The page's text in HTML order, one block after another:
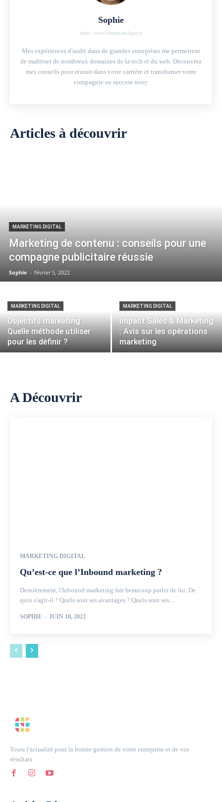
Sophie
https://www.compta-en-ligne.fr
Mes expériences d'audit dans de grandes entreprises me permettent
de maîtriser de nombreux domaines de la tech et du web. Découvrez
mes conseils pour réussir dans votre carrière et transformer votre
compagnie en success story.
Articles à découvrir
MARKETING DIGITAL
Marketing de contenu : conseils pour une
compagne publicitaire réussie
Sophie - février 5, 2022
MARKETING DIGITAL
Objectifs marketing :
Quelle méthode utiliser
pour les définir ?
MARKETING DIGITAL
Impact Sales & Marketing
: Avis sur les opérations
marketing
A Découvrir
MARKETING DIGITAL
Qu’est-ce que l’Inbound marketing ?
Dernièrement, l'Inbound marketing fait beaucoup parler de lui. De
quoi s'agit-il ? Quels sont ses avantages ? Quels sont ses...
SOPHIE - JUIN 10, 2022
Toute l'actualité pour la bonne gestion de votre entreprise et de vos
résultats